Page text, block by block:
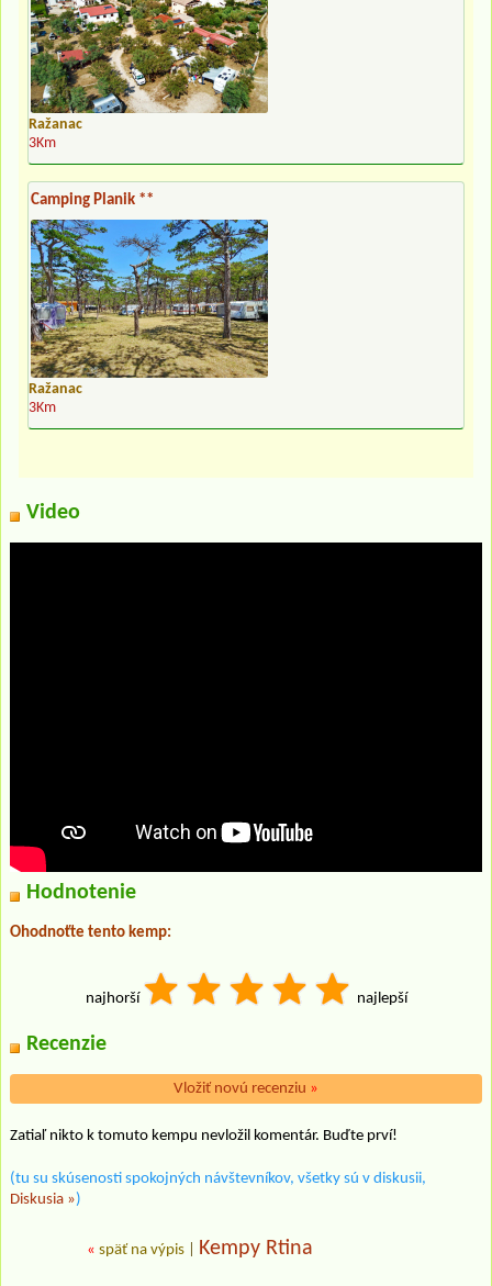
Ražanac
3Km
Camping Planik **
Ražanac
3Km
Video
Hodnotenie
Ohodnoťte tento kemp:
najhorší najlepší
Recenzie
Vložiť novú recenziu »
Zatiaľ nikto k tomuto kempu nevložil komentár. Buďte prví!
(tu su skúsenosti spokojných návštevníkov, všetky sú v diskusii,
Diskusia »)
« späť na výpis Kempy Rtina